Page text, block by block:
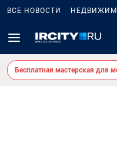
ВСЕ НОВОСТИ
Бесплатная мастерская для